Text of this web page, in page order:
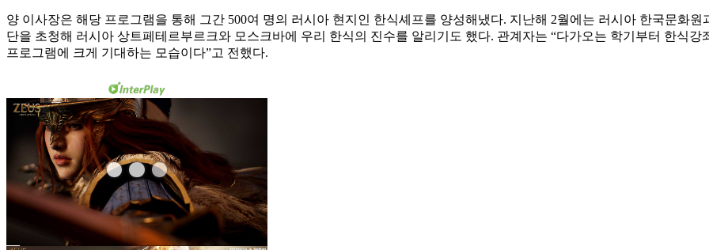
양 이사장은 해당 프로그램을 통해 그간 500여 명의 러시아 현지인 한식셰프를 양성해냈다. 지난해 2월에는 러시아 한국문화
단을 초청해 러시아 상트페테르부르크와 모스크바에 우리 한식의 진수를 알리기도 했다. 관계자는 “다가오는 학기부터 한식
프로그램에 크게 기대하는 모습이다”고 전했다.